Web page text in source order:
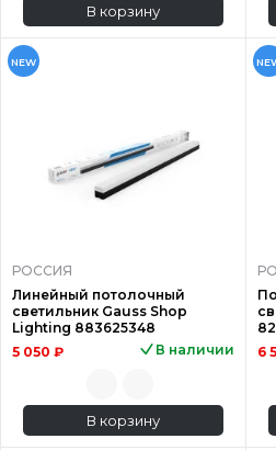
В корзину
NEW
РОССИЯ
Линейный потолочный
светильник Gauss Shop
Lighting 883625348
5 050 ₽
В наличии
В корзину
6